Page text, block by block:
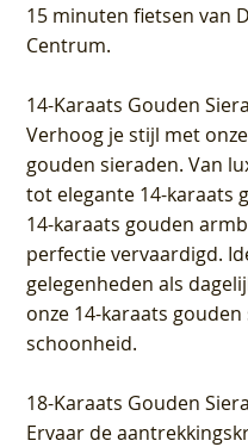
15 minuten fietsen van
Centrum.
14-Karaats Gouden
Verhoog je stijl met
gouden sieraden. Van
tot elegante 14-karaats
14-karaats gouden
perfectie vervaardigd.
gelegenheden als
onze 14-karaats
schoonheid.
18-Karaats Gouden
Ervaar de